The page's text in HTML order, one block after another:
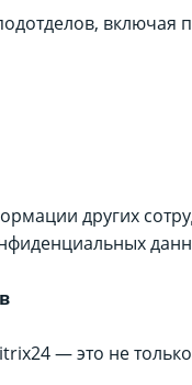
включая
других
— это не